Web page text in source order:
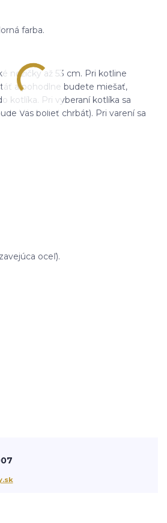
farba.
nožičky až 53 cm. Pri kotline
a pohodlne budete miešať,
kotlíka. Pri vyberaní kotlíka sa
Vás bolieť chrbát). Pri varení sa
oceľ).